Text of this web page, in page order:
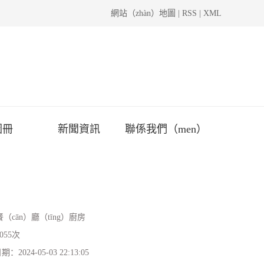
網站（zhàn）地圖 RSS XML
冊 新聞資訊 聯係我們（men）
（cān）廳（tīng）廚房
次
期：2024-05-03 22:13:05